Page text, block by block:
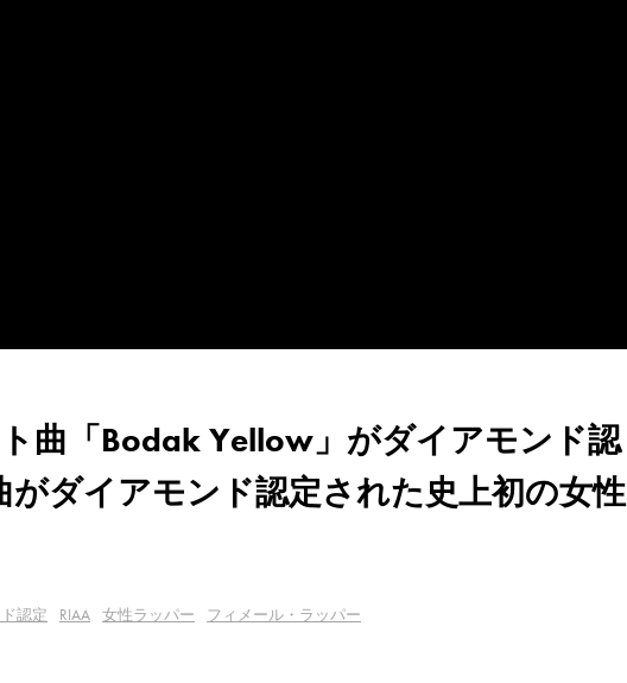
曲「Bodak Yellow」がダイアモンド認
ダイアモンド認定された史上初の女性
認定 RIAA 女性ラッパー フィメール・ラッパー